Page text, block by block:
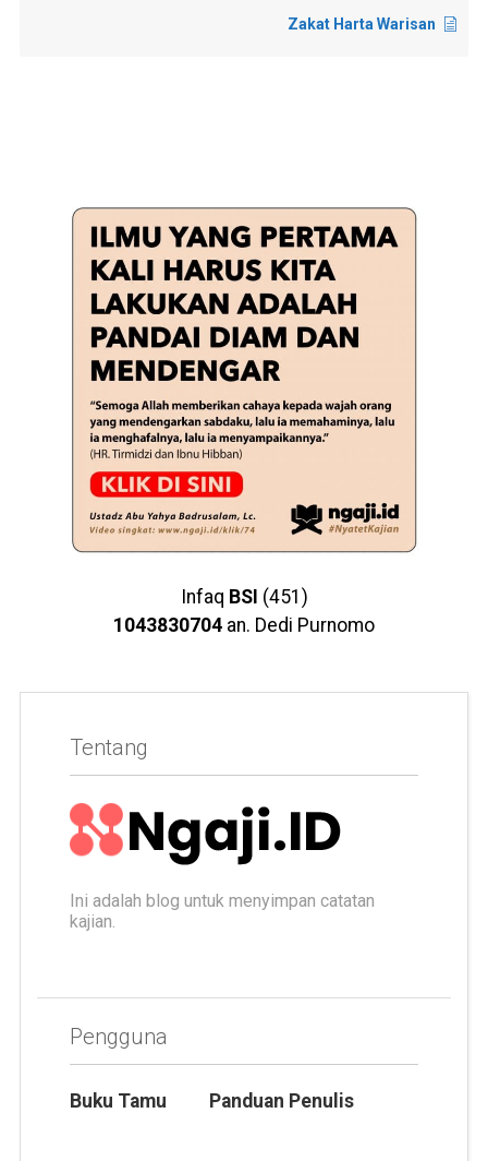
Zakat Harta Warisan
Infaq BSI (451)
1043830704 an. Dedi Purnomo
Tentang
Ini adalah blog untuk menyimpan catatan
kajian.
Pengguna
Buku Tamu Panduan Penulis